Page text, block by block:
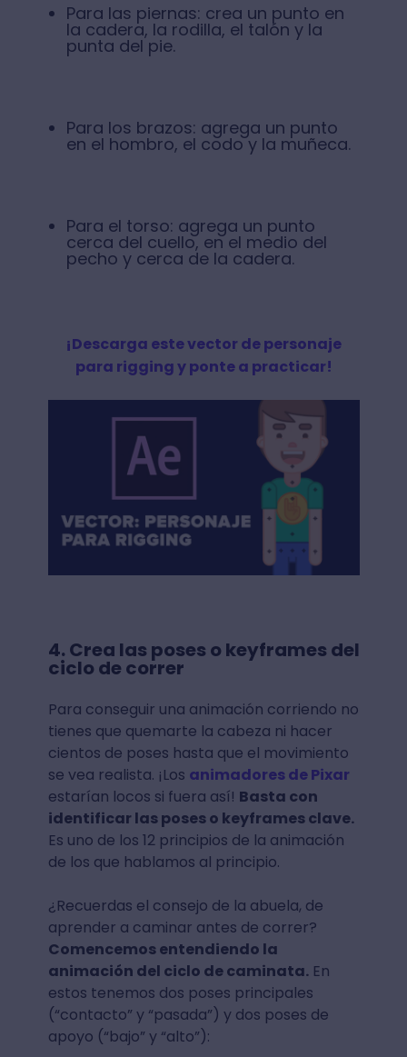
Para las piernas: crea un punto en
la cadera, la rodilla, el talón y la
punta del pie.
Para los brazos: agrega un punto
en el hombro, el codo y la muñeca.
Para el torso: agrega un punto
cerca del cuello, en el medio del
pecho y cerca de la cadera.
¡Descarga este vector de personaje
para rigging y ponte a practicar!
4. Crea las poses o keyframes del
ciclo de correr
Para conseguir una animación corriendo no
tienes que quemarte la cabeza ni hacer
cientos de poses hasta que el movimiento
se vea realista. ¡Los animadores de Pixar
estarían locos si fuera así! Basta con
identificar las poses o keyframes clave.
Es uno de los 12 principios de la animación
de los que hablamos al principio.
¿Recuerdas el consejo de la abuela, de
aprender a caminar antes de correr?
Comencemos entendiendo la
animación del ciclo de caminata.En
estos tenemos dos poses principales
(“contacto” y “pasada”) y dos poses de
apoyo (“bajo” y “alto”):